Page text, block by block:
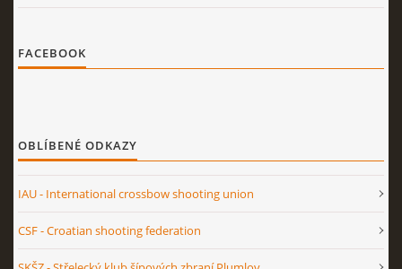
FACEBOOK
OBLÍBENÉ ODKAZY
IAU - International crossbow shooting union
CSF - Croatian shooting federation